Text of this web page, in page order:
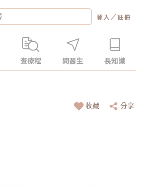
登入 ／註冊
查療程 問醫生 長知識
收藏 分享